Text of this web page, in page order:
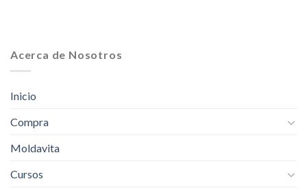
Acerca de Nosotros
Inicio
Compra
Moldavita
Cursos